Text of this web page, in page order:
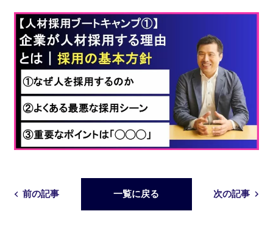
前の記事 一覧に戻る 次の記事